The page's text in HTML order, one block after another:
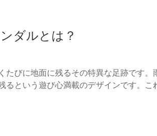
ダルとは？
たびに地面に残るその特異な足跡です。
るという遊び心満載のデザインです。